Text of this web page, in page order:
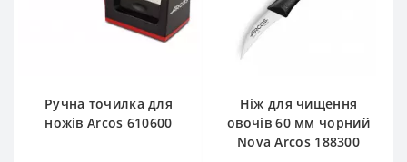
Ручна точилка для
ножів Arcos 610600
Ніж для чищення
овочів 60 мм чорний
Nova Arcos 188300